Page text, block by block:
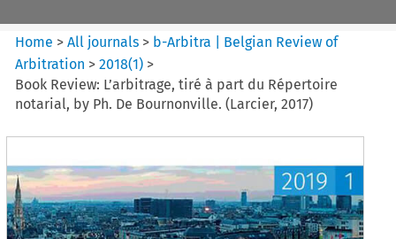
Home >All journals > b-Arbitra | Belgian Review of
Arbitration >2018(1) >
Book Review: L’arbitrage, tiré à part du Répertoire
notarial, by Ph. De Bournonville. (Larcier, 2017)